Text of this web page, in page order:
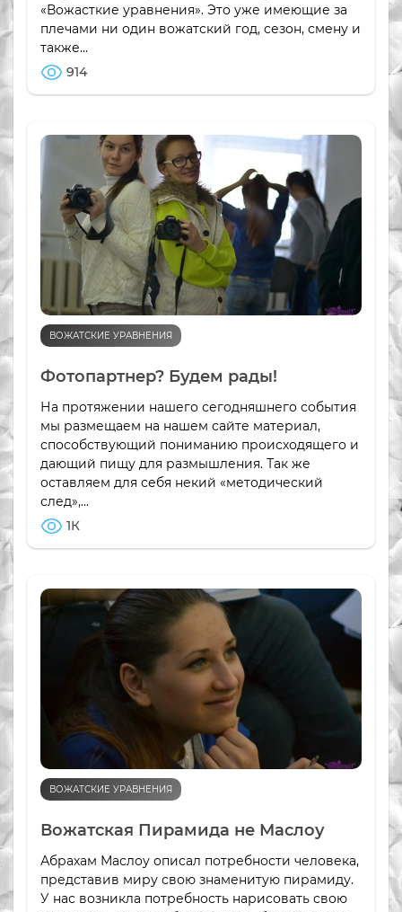
«Вожасткие уравнения». Это уже имеющие за
плечами ни один вожатский год, сезон, смену и
также...
914
ВОЖАТСКИЕ УРАВНЕНИЯ
Фотопартнер? Будем рады!
На протяжении нашего сегодняшнего события
мы размещаем на нашем сайте материал,
способствующий пониманию происходящего и
дающий пищу для размышления. Так же
оставляем для себя некий «методический
след»,...
1К
ВОЖАТСКИЕ УРАВНЕНИЯ
Вожатская Пирамида не Маслоу
Абрахам Маслоу описал потребности человека,
представив миру свою знаменитую пирамиду.
У нас возникла потребность нарисовать свою